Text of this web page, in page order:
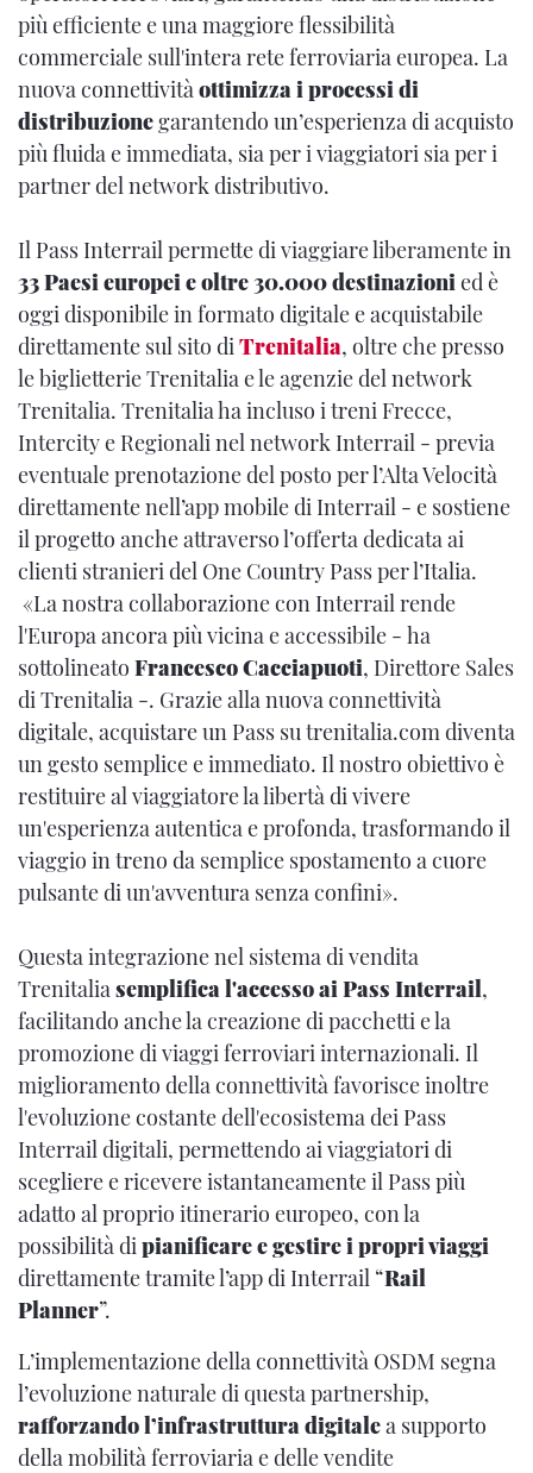
più efficiente e una maggiore flessibilità
commerciale sull'intera rete ferroviaria europea. La
nuova connettivitàottimizza i processi di
distribuzionegarantendo un’esperienza di acquisto
più fluida e immediata, sia per i viaggiatori sia per i
partner del network distributivo.
Il Pass Interrail permette di viaggiare liberamente in
33 Paesi europei e oltre 30.000 destinazionied è
oggi disponibile in formato digitale e acquistabile
direttamente sul sito diTrenitalia, oltre che presso
le biglietterie Trenitalia e le agenzie del network
Trenitalia. Trenitalia ha incluso i treni Frecce,
Intercity e Regionali nel network Interrail - previa
eventuale prenotazione del posto per l’Alta Velocità
direttamente nell’app mobile di Interrail - e sostiene
il progetto anche attraverso l’offerta dedicata ai
clienti stranieri del One Country Pass per l’Italia.
«La nostra collaborazione con Interrail rende
l'Europa ancora più vicina e accessibile - ha
sottolineato Francesco Cacciapuoti, Direttore Sales
di Trenitalia -. Grazie alla nuova connettività
digitale, acquistare un Pass su trenitalia.com diventa
un gesto semplice e immediato. Il nostro obiettivo è
restituire al viaggiatore la libertà di vivere
un'esperienza autentica e profonda, trasformando il
viaggio in treno da semplice spostamento a cuore
pulsante di un'avventura senza confini».
Questa integrazione nel sistema di vendita
Trenitaliasemplifica l'accesso ai Pass Interrail,
facilitando anche la creazione di pacchetti e la
promozione di viaggi ferroviari internazionali. Il
miglioramento della connettività favorisce inoltre
l'evoluzione costante dell'ecosistema dei Pass
Interrail digitali, permettendo ai viaggiatori di
scegliere e ricevere istantaneamente il Pass più
adatto al proprio itinerario europeo, con la
possibilità dipianificare e gestire i propri viaggi
direttamente tramite l’app di Interrail “Rail
Planner”.
L’implementazione della connettività OSDM segna
l’evoluzione naturale di questa partnership,
rafforzando l’infrastruttura digitalea supporto
della mobilità ferroviaria e delle vendite